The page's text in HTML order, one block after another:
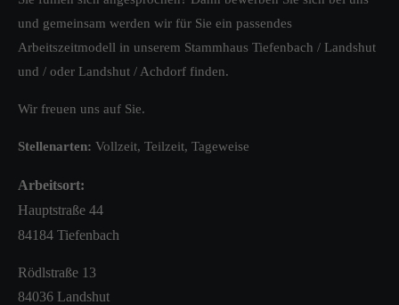
und gemeinsam werden wir für Sie ein passendes
Arbeitszeitmodell in unserem Stammhaus Tiefenbach / Landshut
und / oder Landshut / Achdorf finden.
Wir freuen uns auf Sie.
Stellenarten: Vollzeit, Teilzeit, Tageweise
Arbeitsort:
Hauptstraße 44
84184 Tiefenbach
Rödlstraße 13
84036 Landshut